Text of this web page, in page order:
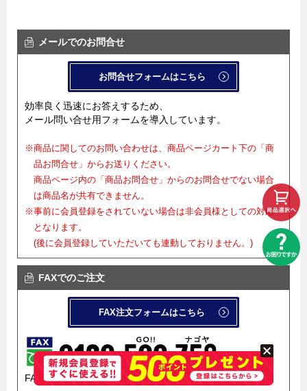
メールでのお問合せ
お問合せフォームはこちら
効率良く迅速にお答えするため、
メール問い合せ用フォームを導入しています。
※商品に関してのお問い合わせは、商品ページカート下の「商
品お問合せ」からお送りください。
商品ページ内の「商品お問合せ」からのお問合せでない場合
は商品名が共有できません。
※事前に会員登録をされていない場合は非会員様としての対応
となります。
(後に会員登録していただいても連動しておりません。)
FAXでのご注文
FAX注文フォームはこちら
FAX注文フォームを導入しています。